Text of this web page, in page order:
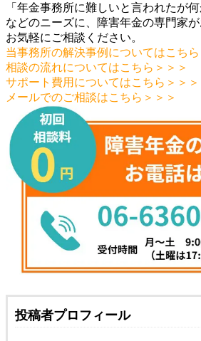
「年金事務所に難しいと言われたが
などのニーズに、障害年金の専門家が
お気軽にご相談ください。
当事務所の解決事例についてはこちら
相談の流れについてはこちら＞＞＞
サポート費用についてはこちら＞＞＞
メールでのご相談はこちら＞＞＞
投稿者プロフィール